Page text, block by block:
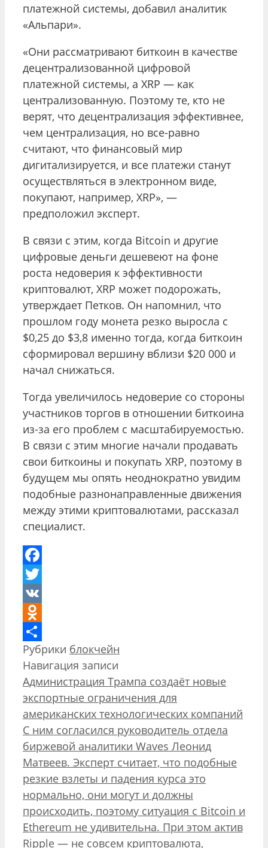
платежной системы, добавил аналитик
«Альпари».
«Они рассматривают биткоин в качестве
децентрализованной цифровой
платежной системы, а XRP — как
централизованную. Поэтому те, кто не
верят, что децентрализация эффективнее,
чем централизация, но все-равно
считают, что финансовый мир
дигитализируется, и все платежи станут
осуществляться в электронном виде,
покупают, например, XRP», —
предположил эксперт.
В связи с этим, когда Bitcoin и другие
цифровые деньги дешевеют на фоне
роста недоверия к эффективности
криптовалют, XRP может подорожать,
утверждает Петков. Он напомнил, что
прошлом году монета резко выросла с
$0,25 до $3,8 именно тогда, когда биткоин
сформировал вершину вблизи $20 000 и
начал снижаться.
Тогда увеличилось недоверие со стороны
участников торгов в отношении биткоина
из-за его проблем с масштабируемостью.
В связи с этим многие начали продавать
свои биткоины и покупать XRP, поэтому в
будущем мы опять неоднократно увидим
подобные разнонаправленные движения
между этими криптовалютами, рассказал
специалист.
Facebook
Twitter
VK
Odnoklassniki
Отправить
Рубрики блокчейн
Навигация записи
Администрация Трампа создаёт новые
экспортные ограничения для
американских технологических компаний
С ним согласился руководитель отдела
биржевой аналитики Waves Леонид
Матвеев. Эксперт считает, что подобные
резкие взлеты и падения курса это
нормально, они могут и должны
происходить, поэтому ситуация с Bitcoin и
Ethereum не удивительна. При этом актив
Ripple — не совсем криптовалюта,